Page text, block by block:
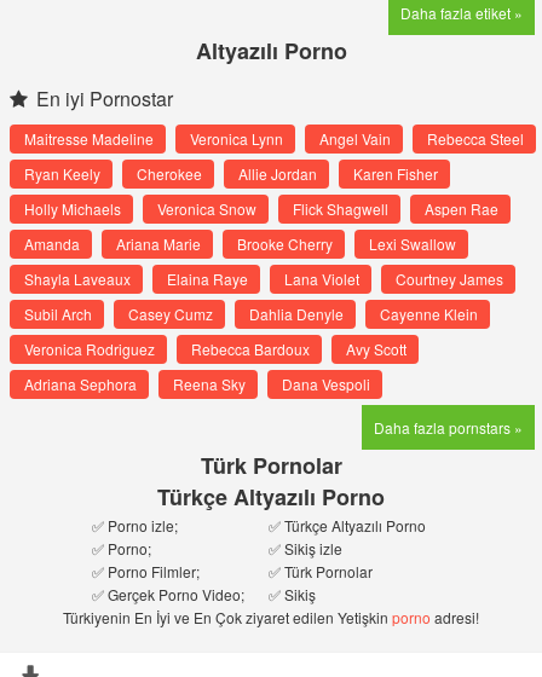
Daha fazla etiket »
Altyazılı Porno
En iyi Pornostar
Maitresse Madeline Veronica Lynn Angel Vain
Rebecca Steel
Ryan Keely
Cherokee Allie Jordan
Karen Fisher
Holly Michaels
Veronica Snow Flick Shagwell
Aspen Rae
Amanda
Ariana Marie Brooke Cherry
Lexi Swallow
Shayla Laveaux
Elaina Raye Lana Violet
Courtney James
Subil Arch
Casey Cumz Dahlia Denyle
Cayenne Klein
Veronica Rodriguez
Rebecca Bardoux
Avy Scott
Adriana Sephora
Reena Sky Dana Vespoli
Daha fazla pornstars »
Türk Pornolar
Türkçe Altyazılı Porno
✅ Porno izle;
✅ Türkçe Altyazılı Porno
✅ Porno;
✅ Sikiş izle
✅ Porno Filmler;
✅ Türk Pornolar
✅ Gerçek Porno Video;
✅ Sikiş
Türkiyenin En İyi ve En Çok ziyaret edilen Yetişkin porno adresi!